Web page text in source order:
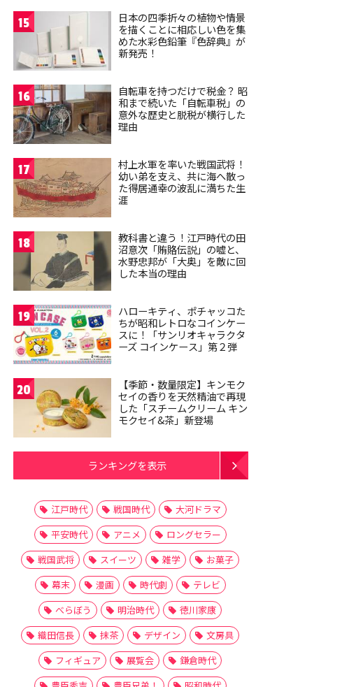
15
日本の四季折々の植物や情景
を描くことに相応しい色を集
めた水彩色鉛筆『色辞典』が
新発売！
16
自転車を持つだけで税金？ 昭
和まで続いた「自転車税」の
意外な歴史と脱税が横行した
理由
17
村上水軍を率いた戦国武将！
幼い弟を支え、共に海へ散っ
た得居通幸の波乱に満ちた生
涯
18
教科書と違う！江戸時代の田
沼意次「賄賂伝説」の嘘と、
水野忠邦が「大奥」を敵に回
した本当の理由
19
ハローキティ、ポチャッコた
ちが昭和レトロなコインケー
スに！「サンリオキャラクタ
ーズ コインケース」第２弾
20
【季節・数量限定】キンモク
セイの香りを天然精油で再現
した「スチームクリーム キン
モクセイ&茶」新登場
ランキングを表示
江戸時代 戦国時代
大河ドラマ
平安時代
アニメ
ロングセラー
戦国武将
スイーツ 雑学
お菓子
幕末
漫画 時代劇
テレビ
べらぼう
明治時代
徳川家康
織田信長
抹茶 デザイン
文房具
フィギュア
展覧会
鎌倉時代